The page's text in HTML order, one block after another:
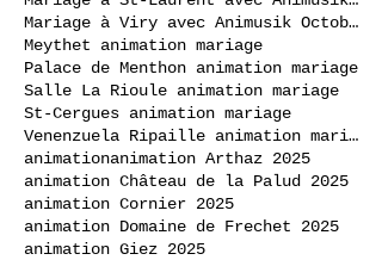
Mariage à Viry avec Animusik Octobre 2020
Meythet animation mariage
Palace de Menthon animation mariage
Salle La Rioule animation mariage
St-Cergues animation mariage
Venenzuela Ripaille animation mariage
animationanimation Arthaz 2025
animation Château de la Palud 2025
animation Cornier 2025
animation Domaine de Frechet 2025
animation Giez 2025